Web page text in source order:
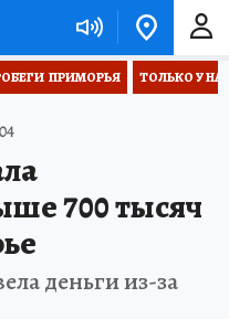
ПРИМОРЬЯ ТОЛЬКО У
700 тысяч
деньги из-за